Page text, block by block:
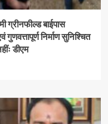
ग्रीनफील्ड बाईपास
निर्माण सुनिश्चित
डीएम